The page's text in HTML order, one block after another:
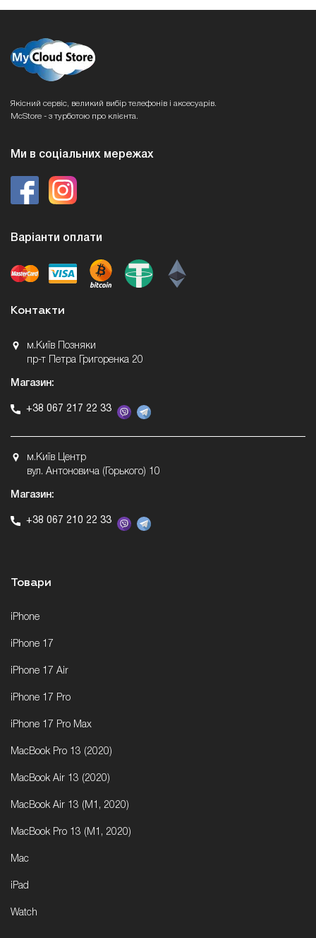
Якісний сервіс, великий вибір телефонів і аксесуарів.
McStore - з турботою про клієнта.
Ми в соціальних мережах
Варіанти оплати
Контакти
м.Київ Позняки
пр-т Петра Григоренка 20
Магазин:
+38 067 217 22 33
м.Київ Центр
вул. Антоновича (Горького) 10
Магазин:
+38 067 210 22 33
Товари
iPhone
iPhone 17
iPhone 17 Air
iPhone 17 Pro
iPhone 17 Pro Max
MacBook Pro 13 (2020)
MacBook Air 13 (2020)
MacBook Air 13 (M1, 2020)
MacBook Pro 13 (M1, 2020)
Mac
iPad
Watch